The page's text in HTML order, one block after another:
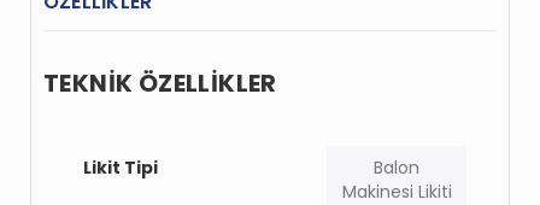
TEKNİK ÖZELLİKLER
Likit Tipi
Balon
Makinesi Likiti